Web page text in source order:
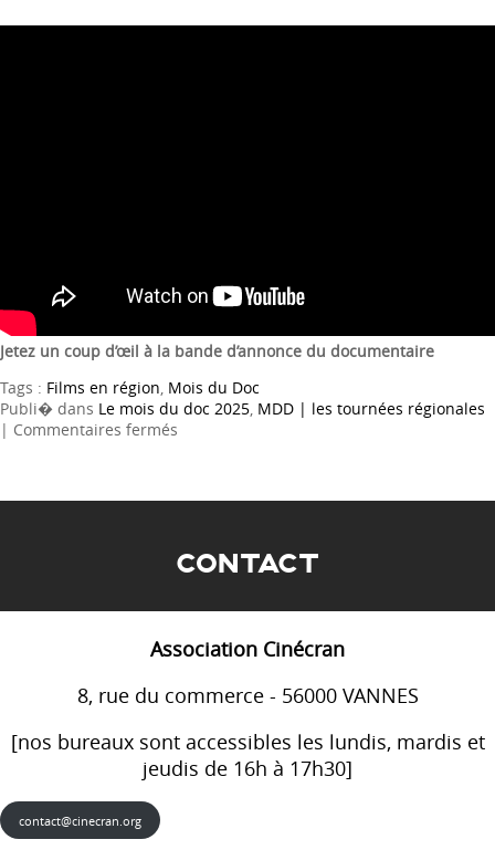
Jetez un coup d’œil à la bande d’annonce du documentaire
Tags : Films en région Mois du Doc
Publi� dans Le mois du doc 2025 MDD | les tournées régionales
| Commentaires fermés
CONTACT
Association Cinécran
8, rue du commerce - 56000 VANNES
[nos bureaux sont accessibles les lundis, mardis et
jeudis de 16h à 17h30]
contact@cinecran.org